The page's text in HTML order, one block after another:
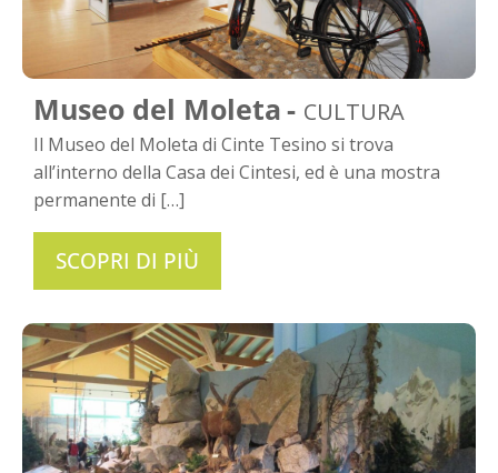
Museo del Moleta CULTURA
Il Museo del Moleta di Cinte Tesino si trova
all’interno della Casa dei Cintesi, ed è una mostra
permanente di […]
SCOPRI DI PIÙ